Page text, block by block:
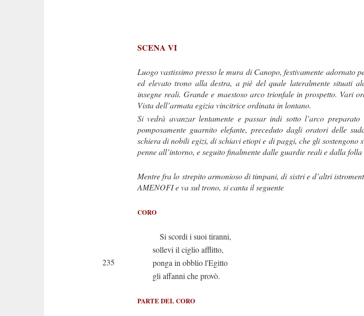
SCENA VI
Luogo vastissimo presso le mura di Canopo, festivamente adornato
ed elevato trono alla destra, a piè del quale lateralmente situati
insegne reali. Grande e maestoso arco trionfale in prospetto. Vari
Vista dell’armata egizia vincitrice ordinata in lontano.
Si vedrà avanzar lentamente e passar indi sotto l’arco
pomposamente guarnito elefante, preceduto dagli oratori delle
schiera di nobili egizi, di schiavi etiopi e di paggi, che gli
penne all’intorno, e seguito finalmente dalle guardie reali e dalla
Mentre fra lo strepito armonioso di timpani, di sistri e d’altri
AMENOFI e va sul trono, si canta il seguente
CORO
Si scordi i suoi tiranni,
sollevi il ciglio afflitto,
235
ponga in obblio l'Egitto
gli affanni che provò.
PARTE DEL CORO